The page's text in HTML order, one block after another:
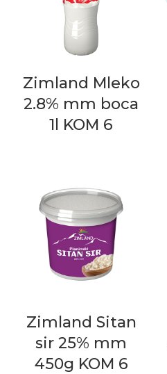
Zimland Mleko
2.8% mm boca
1l KOM 6
Zimland Sitan
sir 25% mm
450g KOM 6